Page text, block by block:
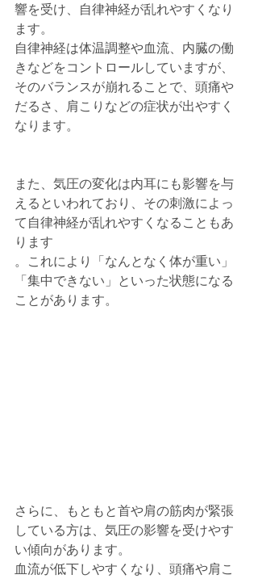
響を受け、自律神経が乱れやすくなり
ます。
自律神経は体温調整や血流、内臓の働
きなどをコントロールしていますが、
そのバランスが崩れることで、頭痛や
だるさ、肩こりなどの症状が出やすく
なります。
また、気圧の変化は内耳にも影響を与
えるといわれており、その刺激によっ
て自律神経が乱れやすくなることもあ
ります
。これにより「なんとなく体が重い」
「集中できない」といった状態になる
ことがあります。
さらに、もともと首や肩の筋肉が緊張
している方は、気圧の影響を受けやす
い傾向があります。
血流が低下しやすくなり、頭痛や肩こ